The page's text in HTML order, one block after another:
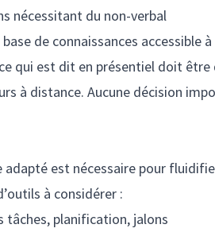
nécessitant du non-verbal
base de connaissances accessible
qui est dit en présentiel doit
à distance. Aucune décision
adapté est nécessaire pour
à considérer :
tâches, planification, jalons